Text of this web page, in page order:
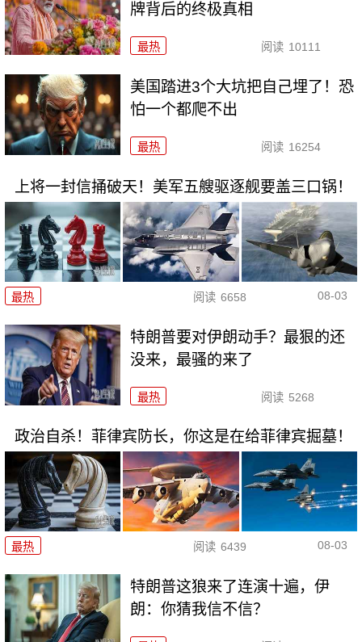
牌背后的终极真相
最热 阅读 10111
美国踏进3个大坑把自己埋了！恐
怕一个都爬不出
最热 阅读 16254
上将一封信捅破天！美军五艘驱逐舰要盖三口锅！
最热 阅读 6658 08-03
特朗普要对伊朗动手？最狠的还
没来，最骚的来了
最热 阅读 5268
政治自杀！菲律宾防长，你这是在给菲律宾掘墓！
最热 阅读 6439 08-03
特朗普这狼来了连演十遍，伊
朗：你猜我信不信？